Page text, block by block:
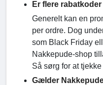
Er flere
Generelt kan en
per ordre. Dog
som Black Friday
Nakkepude-shop
Så sørg for at
Gælder